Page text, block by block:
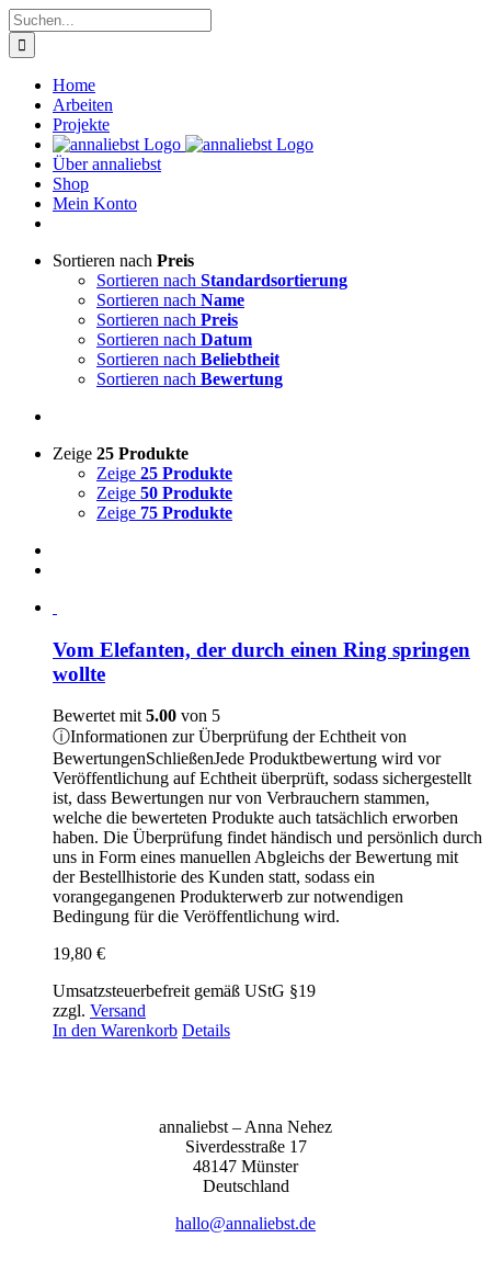
Zum
Inhalt
springen
Suche
nach:
Home
Arbeiten
Projekte
Über annaliebst
Shop
Mein Konto
Sortieren nach Preis
Sortieren nach Standardsortierung
Sortieren nach Name
Sortieren nach Preis
Sortieren nach Datum
Sortieren nach Beliebtheit
Sortieren nach Bewertung
Zeige 25 Produkte
Zeige 25 Produkte
Zeige 50 Produkte
Zeige 75 Produkte
Vom Elefanten, der durch einen Ring springen
wollte
Bewertet mit5.00 von 5
ⓘInformationen zur Überprüfung der Echtheit von
BewertungenSchließenJede Produktbewertung wird vor
Veröffentlichung auf Echtheit überprüft, sodass sichergestellt
ist, dass Bewertungen nur von Verbrauchern stammen,
welche die bewerteten Produkte auch tatsächlich erworben
haben. Die Überprüfung findet händisch und persönlich durch
uns in Form eines manuellen Abgleichs der Bewertung mit
der Bestellhistorie des Kunden statt, sodass ein
vorangegangenen Produkterwerb zur notwendigen
Bedingung für die Veröffentlichung wird.
19,80 €
Umsatzsteuerbefreit gemäß UStG §19
zzgl. Versand
In den Warenkorb Details
anna­liebst – Anna Nehez
Sive­r­des­stra­ße 17
48147 Müns­ter
Deutsch­land
hallo@annaliebst.de